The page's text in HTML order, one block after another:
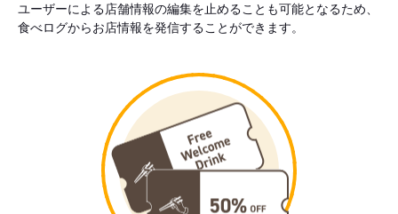
ユーザーによる店舗情報の編集を止めることも可能となるため、
食べログからお店情報を発信することができます。